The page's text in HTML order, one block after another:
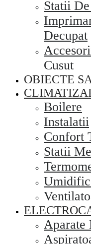
Statii
Decupat
Cusut
OBIECTE
Boilere
Instalatii
Confort
Statii
Aparate